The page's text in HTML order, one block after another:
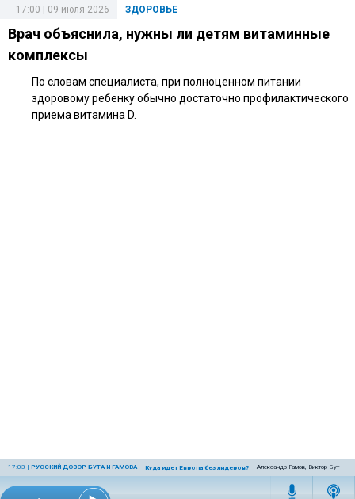
17:03 | РУССКИЙ ДОЗОР БУТА И ГАМОВА Куда идет Европа без лидеров? Александр Гамов, Виктор Бут
ЗДОРОВЬЕ
17:00 | 09 июля 2026
Врач объяснила, нужны ли детям витаминные
комплексы
По словам специалиста, при полноценном питании
здоровому ребенку обычно достаточно профилактического
приема витамина D.